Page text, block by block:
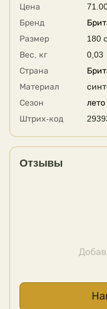
Цена
Бренд
Размер
180
Вес, кг
0,03
Страна
Материал
Сезон
лето
Штрих-код
Отзывы